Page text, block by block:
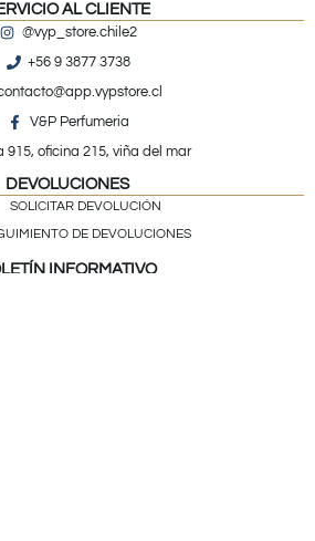
AL CLIENTE
@vyp_store.chile2
+56 9 3877 3738
V&P Perfumeria
915, oficina 215, viña del mar
DEVOLUCIONES
SOLICITAR DEVOLUCIÓN
DE DEVOLUCIONES
INFORMATIVO